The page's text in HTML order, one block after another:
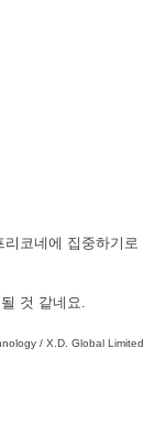
코네에 집중하기로
것 같네요.
/ X.D. Global Limited